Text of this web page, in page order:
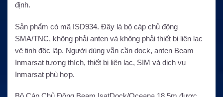
định.
Sản phẩm có mã ISD934. Đây là bộ cáp chủ động
SMA/TNC, không phải anten và không phải thiết bị liên lạc
vệ tinh độc lập. Người dùng vẫn cần dock, anten Beam
Inmarsat tương thích, thiết bị liên lạc, SIM và dịch vụ
Inmarsat phù hợp.